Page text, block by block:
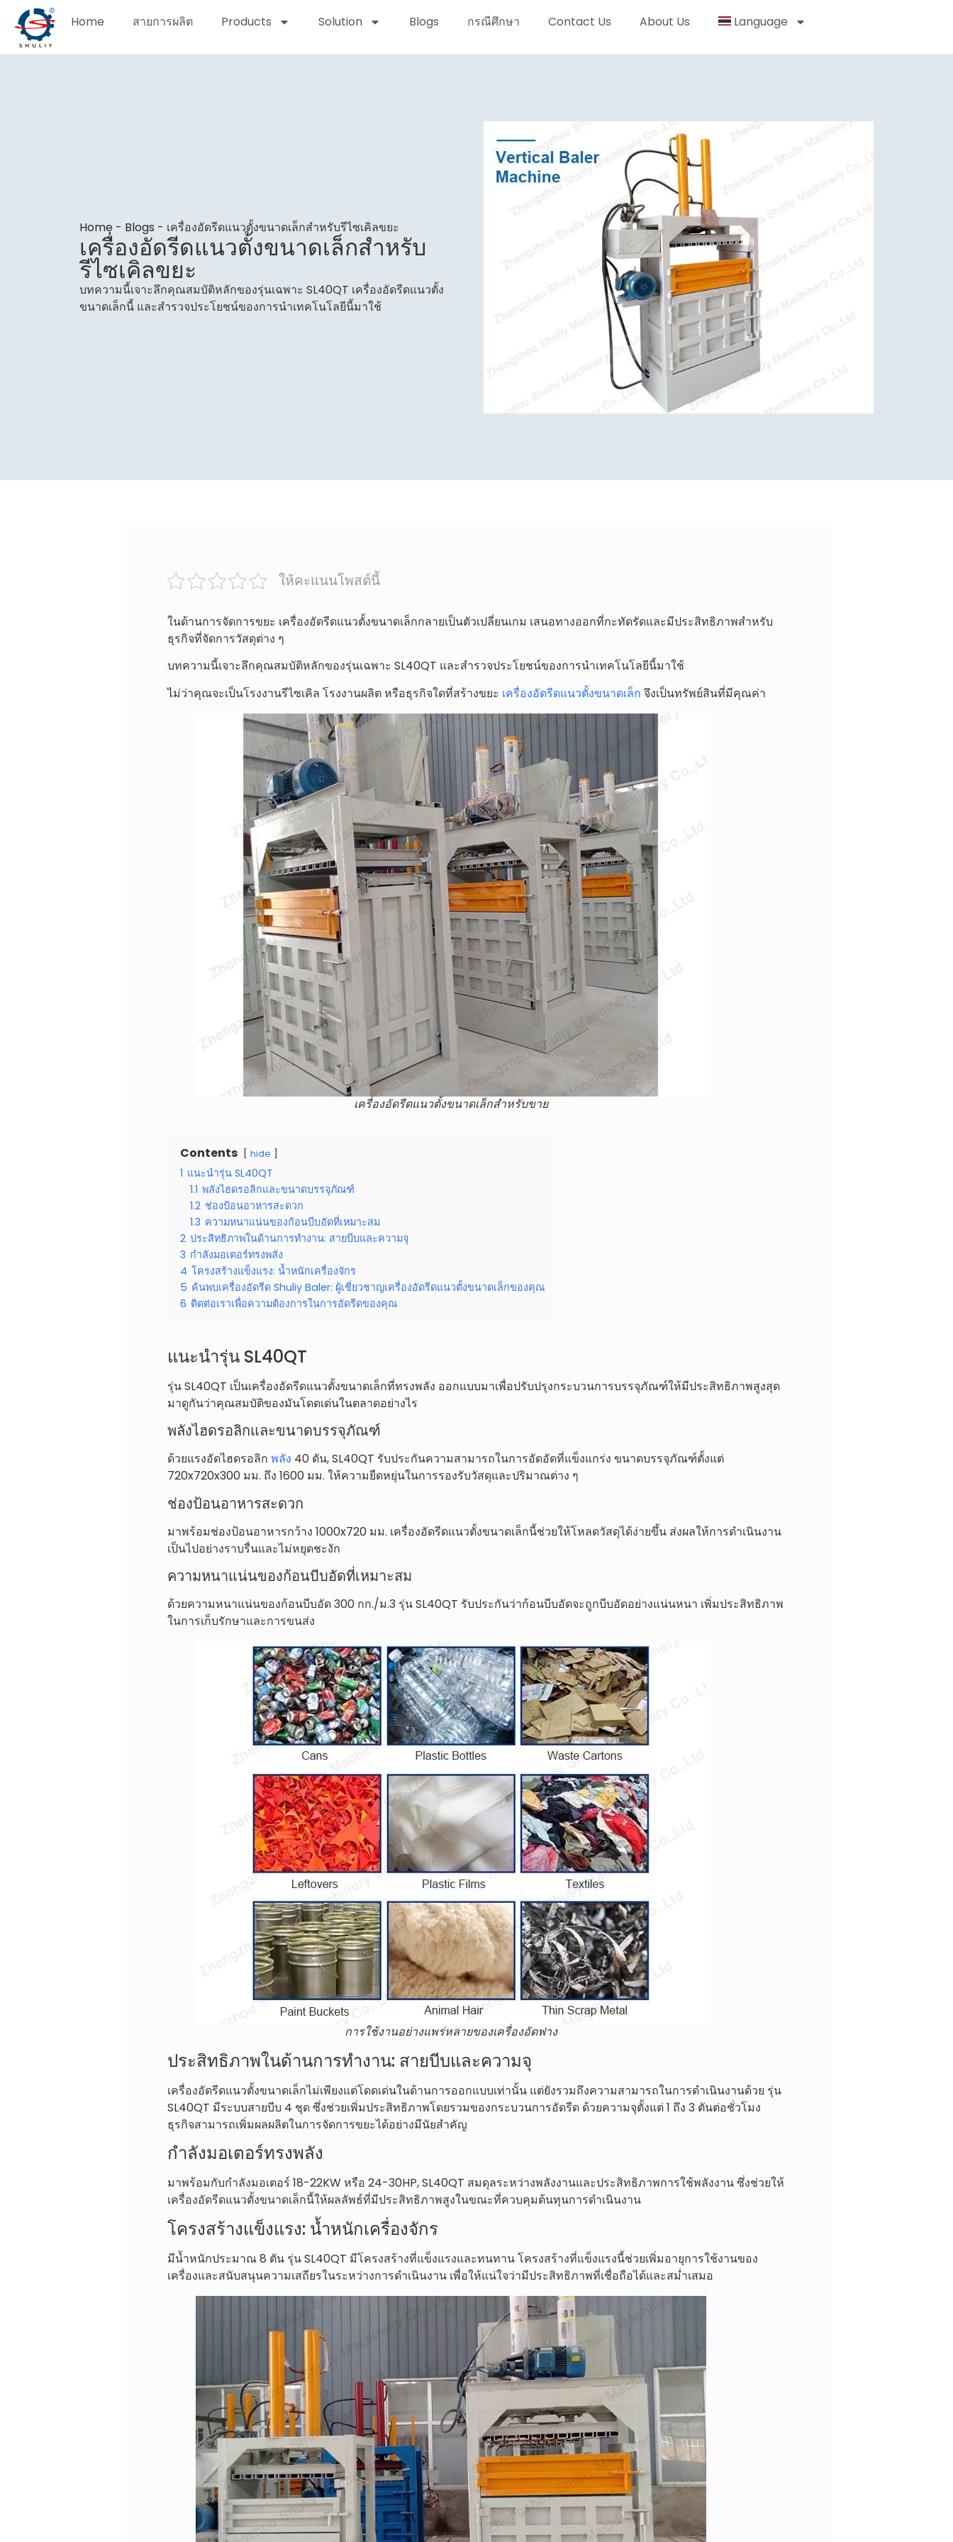
Home สายการผลิต Products Solution Blogs กรณีศึกษา Contact Us About Us Language
Home - Blogs - เครื่องอัดรีดแนวตั้งขนาดเล็กสำหรับรีไซเคิลขยะ
เครื่องอัดรีดแนวตั้งขนาดเล็กสำหรับ
รีไซเคิลขยะ
บทความนี้เจาะลึกคุณสมบัติหลักของรุ่นเฉพาะ SL40QT เครื่องอัดรีดแนวตั้ง
ขนาดเล็กนี้ และสำรวจประโยชน์ของการนำเทคโนโลยีนี้มาใช้
ให้คะแนนโพสต์นี้
ในด้านการจัดการขยะ เครื่องอัดรีดแนวตั้งขนาดเล็กกลายเป็นตัวเปลี่ยนเกม เสนอทางออกที่กะทัดรัดและมีประสิทธิภาพสำหรับ
ธุรกิจที่จัดการวัสดุต่าง ๆ
บทความนี้เจาะลึกคุณสมบัติหลักของรุ่นเฉพาะ SL40QT และสำรวจประโยชน์ของการนำเทคโนโลยีนี้มาใช้
ไม่ว่าคุณจะเป็นโรงงานรีไซเคิล โรงงานผลิต หรือธุรกิจใดที่สร้างขยะ เครื่องอัดรีดแนวตั้งขนาดเล็ก จึงเป็นทรัพย์สินที่มีคุณค่า
เครื่องอัดรีดแนวตั้งขนาดเล็กสำหรับขาย
Contents hide
1 แนะนำรุ่น SL40QT
1.1 พลังไฮดรอลิกและขนาดบรรจุภัณฑ์
1.2 ช่องป้อนอาหารสะดวก
1.3 ความหนาแน่นของก้อนบีบอัดที่เหมาะสม
2 ประสิทธิภาพในด้านการทำงาน: สายบีบและความจุ
3 กำลังมอเตอร์ทรงพลัง
4 โครงสร้างแข็งแรง: น้ำหนักเครื่องจักร
5 ค้นพบเครื่องอัดรีด Shuliy Baler: ผู้เชี่ยวชาญเครื่องอัดรีดแนวตั้งขนาดเล็กของคุณ
6 ติดต่อเราเพื่อความต้องการในการอัดรีดของคุณ
แนะนำรุ่น SL40QT
รุ่น SL40QT เป็นเครื่องอัดรีดแนวตั้งขนาดเล็กที่ทรงพลัง ออกแบบมาเพื่อปรับปรุงกระบวนการบรรจุภัณฑ์ให้มีประสิทธิภาพสูงสุด
มาดูกันว่าคุณสมบัติของมันโดดเด่นในตลาดอย่างไร
พลังไฮดรอลิกและขนาดบรรจุภัณฑ์
ด้วยแรงอัดไฮดรอลิก พลัง 40 ตัน, SL40QT รับประกันความสามารถในการอัดอัดที่แข็งแกร่ง ขนาดบรรจุภัณฑ์ตั้งแต่
720x720x300 มม. ถึง 1600 มม. ให้ความยืดหยุ่นในการรองรับวัสดุและปริมาณต่าง ๆ
ช่องป้อนอาหารสะดวก
มาพร้อมช่องป้อนอาหารกว้าง 1000x720 มม. เครื่องอัดรีดแนวตั้งขนาดเล็กนี้ช่วยให้โหลดวัสดุได้ง่ายขึ้น ส่งผลให้การดำเนินงาน
เป็นไปอย่างราบรื่นและไม่หยุดชะงัก
ความหนาแน่นของก้อนบีบอัดที่เหมาะสม
ด้วยความหนาแน่นของก้อนบีบอัด 300 กก./ม.3 รุ่น SL40QT รับประกันว่าก้อนบีบอัดจะถูกบีบอัดอย่างแน่นหนา เพิ่มประสิทธิภาพ
ในการเก็บรักษาและการขนส่ง
การใช้งานอย่างแพร่หลายของเครื่องอัดฟาง
ประสิทธิภาพในด้านการทำงาน: สายบีบและความจุ
เครื่องอัดรีดแนวตั้งขนาดเล็กไม่เพียงแต่โดดเด่นในด้านการออกแบบเท่านั้น แต่ยังรวมถึงความสามารถในการดำเนินงานด้วย รุ่น
SL40QT มีระบบสายบีบ 4 ชุด ซึ่งช่วยเพิ่มประสิทธิภาพโดยรวมของกระบวนการอัดรีด ด้วยความจุตั้งแต่ 1 ถึง 3 ตันต่อชั่วโมง
ธุรกิจสามารถเพิ่มผลผลิตในการจัดการขยะได้อย่างมีนัยสำคัญ
กำลังมอเตอร์ทรงพลัง
มาพร้อมกับกำลังมอเตอร์ 18-22KW หรือ 24-30HP, SL40QT สมดุลระหว่างพลังงานและประสิทธิภาพการใช้พลังงาน ซึ่งช่วยให้
เครื่องอัดรีดแนวตั้งขนาดเล็กนี้ให้ผลลัพธ์ที่มีประสิทธิภาพสูงในขณะที่ควบคุมต้นทุนการดำเนินงาน
โครงสร้างแข็งแรง: น้ำหนักเครื่องจักร
มีน้ำหนักประมาณ 8 ตัน รุ่น SL40QT มีโครงสร้างที่แข็งแรงและทนทาน โครงสร้างที่แข็งแรงนี้ช่วยเพิ่มอายุการใช้งานของ
เครื่องและสนับสนุนความเสถียรในระหว่างการดำเนินงาน เพื่อให้แน่ใจว่ามีประสิทธิภาพที่เชื่อถือได้และสม่ำเสมอ